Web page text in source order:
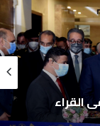
القراء